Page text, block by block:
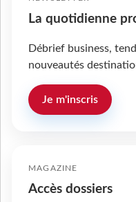
La quotidienne
Débrief business,
nouveautés
Je m'inscris
MAGAZINE
Accès dossiers